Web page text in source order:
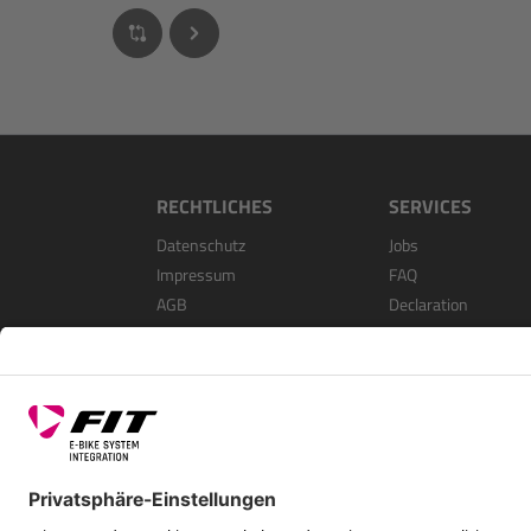
RECHTLICHES
Datenschutz
Impressum
AGB
SERVICES
Jobs
FAQ
Declaration
Open Source